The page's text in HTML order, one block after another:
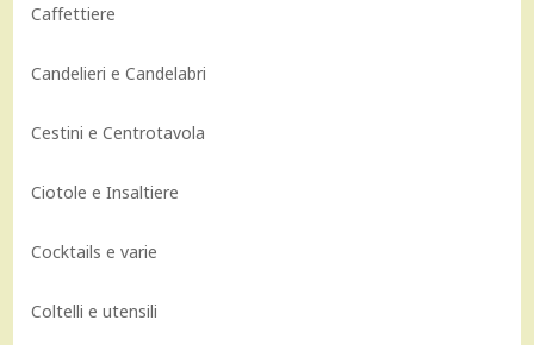
Caffettiere
Candelieri e Candelabri
Cestini e Centrotavola
Ciotole e Insaltiere
Cocktails e varie
Coltelli e utensili